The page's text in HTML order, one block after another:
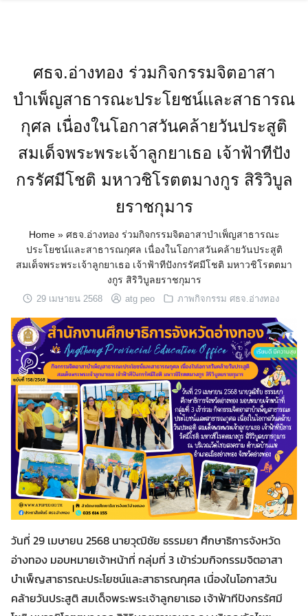
for: Search
ศธจ.อ่างทอง ร่วมกิจกรรมจิตอาสา
บำเพ็ญสาธารณะประโยชน์และสาธารณ
กุศล เนื่องในโอกาสวันคล้ายวันประสูติ
สมเด็จพระพระเจ้าลูกยาเธอ เจ้าฟ้าทีปัง
กรรัศมีโชติ มหาวชิโรตตมางกูร สิริวิบูล
ยราชกุมาร
Home» ศธจ.อ่างทอง ร่วมกิจกรรมจิตอาสาบำเพ็ญสาธารณะ
ประโยชน์และสาธารณกุศล เนื่องในโอกาสวันคล้ายวันประสูติ
สมเด็จพระพระเจ้าลูกยาเธอ เจ้าฟ้าทีปังกรรัศมีโชติ มหาวชิโรตตมา
งกูร สิริวิบูลยราชกุมาร
29 เมษายน 2568 atg peo ภาพกิจกรรม ศธจ.อ่างทอง
วันที่ 29 เมษายน 2568 นายวุฒิชัย ธรรมยา ศึกษาธิการจังหวัด
อ่างทอง มอบหมายเจ้าหน้าที่ กลุ่มที่ 3 เข้าร่วมกิจกรรมจิตอาสา
บำเพ็ญสาธารณะประโยชน์และสาธารณกุศล เนื่องในโอกาสวัน
คล้ายวันประสูติ สมเด็จพระพระเจ้าลูกยาเธอ เจ้าฟ้าทีปังกรรัศมี